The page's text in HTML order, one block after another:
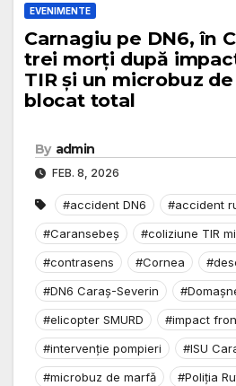
EVENIMENTE
Carnagiu pe DN6, în
trei morți după
TIR și un microbuz
blocat total
By admin
FEB. 8, 2026
#accident DN6
#accident
#Caransebeș
#coliziune TIR
#contrasens
#Cornea
#DN6 Caraș-Severin
#elicopter SMURD
#impact
#intervenție pompieri
#ISU
#microbuz de marfă
#Poliția